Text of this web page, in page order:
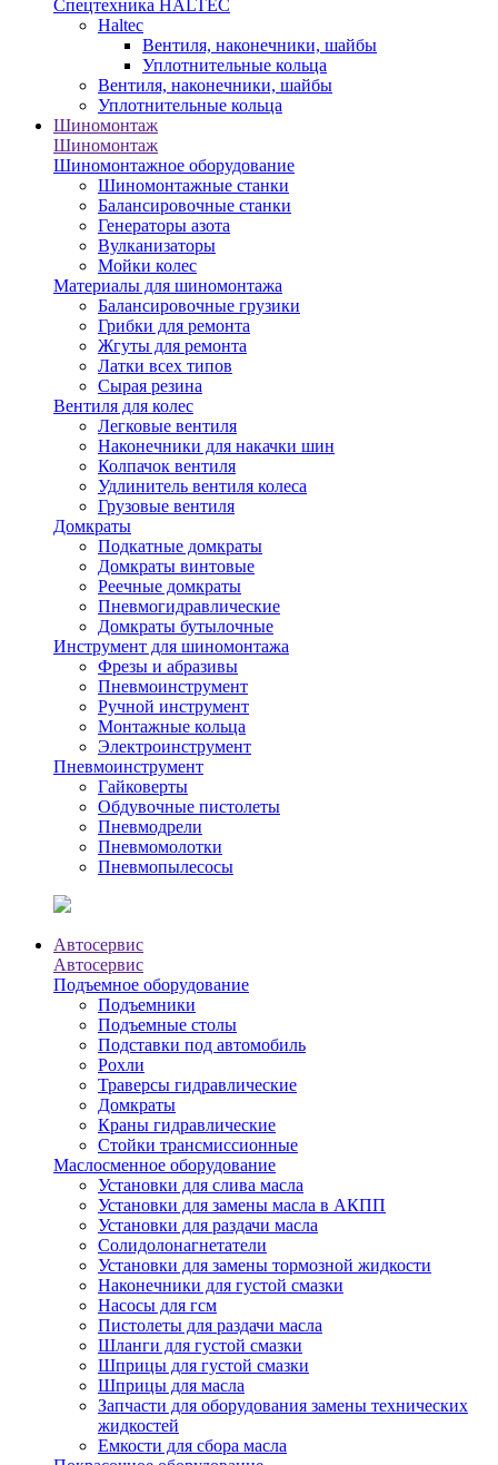
Спецтехника HALTEC
Haltec
Вентиля, наконечники, шайбы
Уплотнительные кольца
Вентиля, наконечники, шайбы
Уплотнительные кольца
Шиномонтаж
Шиномонтаж
Шиномонтажное оборудование
Шиномонтажные станки
Балансировочные станки
Генераторы азота
Вулканизаторы
Мойки колес
Материалы для шиномонтажа
Балансировочные грузики
Грибки для ремонта
Жгуты для ремонта
Латки всех типов
Сырая резина
Вентиля для колес
Легковые вентиля
Наконечники для накачки шин
Колпачок вентиля
Удлинитель вентиля колеса
Грузовые вентиля
Домкраты
Подкатные домкраты
Домкраты винтовые
Реечные домкраты
Пневмогидравлические
Домкраты бутылочные
Инструмент для шиномонтажа
Фрезы и абразивы
Пневмоинструмент
Ручной инструмент
Монтажные кольца
Электроинструмент
Пневмоинструмент
Гайковерты
Обдувочные пистолеты
Пневмодрели
Пневмомолотки
Пневмопылесосы
Автосервис
Автосервис
Подъемное оборудование
Подъемники
Подъемные столы
Подставки под автомобиль
Рохли
Траверсы гидравлические
Домкраты
Краны гидравлические
Стойки трансмиссионные
Маслосменное оборудование
Установки для слива масла
Установки для замены масла в АКПП
Установки для раздачи масла
Солидолонагнетатели
Установки для замены тормозной жидкости
Наконечники для густой смазки
Насосы для гсм
Пистолеты для раздачи масла
Шланги для густой смазки
Шприцы для густой смазки
Шприцы для масла
Запчасти для оборудования замены технических
жидкостей
Емкости для сбора масла